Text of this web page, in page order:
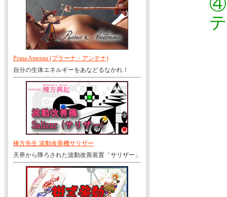
Prana Antenna (プラーナ・アンテナ)
自分の生体エネルギーをあなどるなかれ！
棟方先生 波動改善機サリザー
天界から降ろされた波動改善装置「サリザー」
④